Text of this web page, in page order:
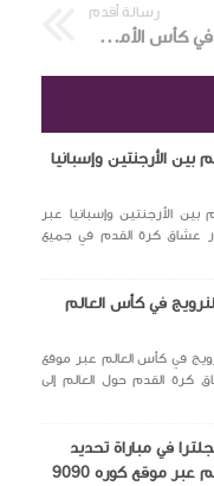
رسالة أقدم
مشاهدة مباراة المغرب والكاميرون في كأس الأمم الأفريقية علي كورة 9090
الأرجنتين وإسبانيا
الأرجنتين وإسبانيا عبر
تتجه أنظار عشاق كرة القدم في جميع
في كأس العالم
في كأس العالم عبر موقع
عشاق كرة القدم حول العالم إلى
في مباراة تحديد
موقع كوره 9090